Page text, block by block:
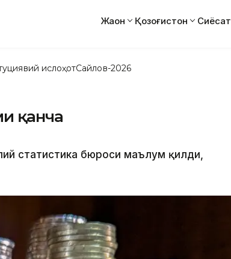
Жаҳон Қозоғистон Сиёсат
ислоҳотСайлов-2026
қанча
статистика бюроси маълум қилди,